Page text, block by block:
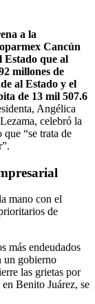
a la
Cancún
Estado que al
millones de
al Estado y el
de 13 mil 507.6
Angélica
celebró la
“se trata de
mano con el
de
más endeudados
un gobierno
las grietas por
Benito Juárez, se